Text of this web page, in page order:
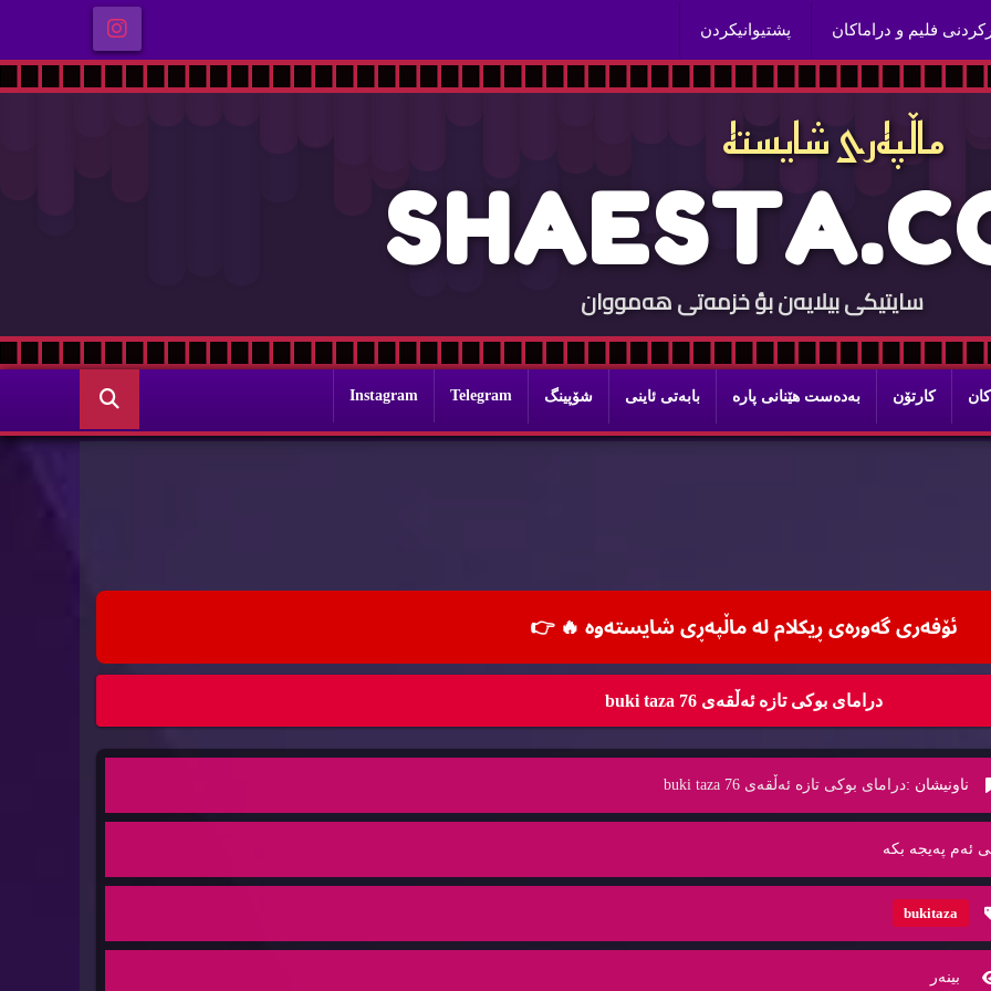
فلیم و دراماكان پشتیوانیكردن
ماڵپه‌ری شایسته‌
SHAESTA.C
سایتيكی بيلایه‌ن بؤ خزمه‌تی هه‌مووان
كارتۆن به‌ده‌ست هێنانی پاره‌ بابه‌تی ئاینی شۆپینگ Telegram
Instagram
ئۆفه‌ری گه‌وره‌ی ڕیكلام له‌ ماڵپه‌ڕی شایسته‌وه‌ 🔥👉
درامای بوکی تازە ئەڵقەی 76 buki taza
ناونیشان :درامای بوکی تازە ئەڵقەی 76 buki taza
ئه‌م په‌یجه‌ بكه‌
bukitaza
بینه‌ر